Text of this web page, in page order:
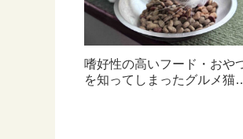
嗜好性の高いフード・おや
を知ってしまったグルメ猫